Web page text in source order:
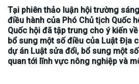
Tại phiên thảo luận hội trường
điều hành của Phó Chủ tịch Quốc
Quốc hội đã tập trung cho ý kiến
bổ sung một số điều của Luật Địa
dự án Luật sửa đổi, bổ sung một
quan tới lĩnh vực nông nghiệp và